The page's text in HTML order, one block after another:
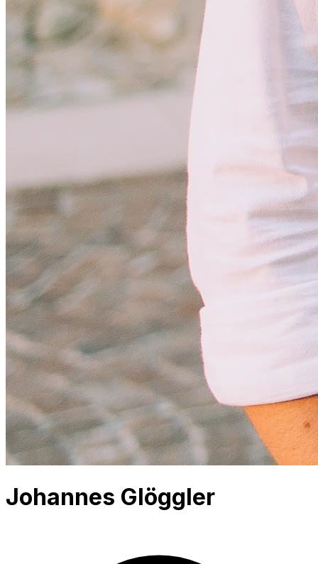
Johannes Glöggler